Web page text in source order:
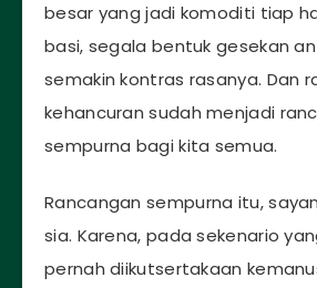
besar yang jadi komoditi tiap
basi, segala bentuk gesekan
semakin kontras rasanya. Dan
kehancuran sudah menjadi
sempurna bagi kita semua.
Rancangan sempurna itu,
sia. Karena, pada sekenario
pernah diikutsertakaan